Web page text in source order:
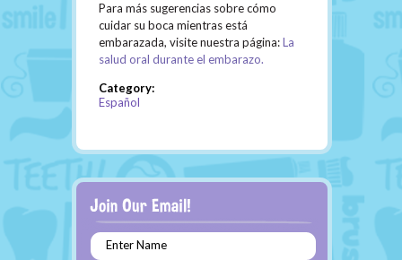
Para más sugerencias sobre cómo
cuidar su boca mientras está
embarazada, visite nuestra página:La
salud oral durante el embarazo.
Category:
Español
Enter Name